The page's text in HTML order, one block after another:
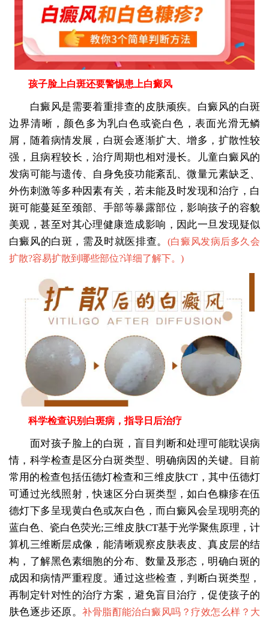
孩子脸上白斑还要警惕患上白癜风
白癜风是需要着重排查的皮肤顽疾。白癜风的白斑
边界清晰，颜色多为乳白色或瓷白色，表面光滑无鳞
屑，随着病情发展，白斑会逐渐扩大、增多，扩散性较
强，且病程较长，治疗周期也相对漫长。儿童白癜风的
发病可能与遗传、自身免疫功能紊乱、微量元素缺乏、
外伤刺激等多种因素有关，若未能及时发现和治疗，白
斑可能蔓延至颈部、手部等暴露部位，影响孩子的容貌
美观，甚至对其心理健康造成影响，因此一旦发现疑似
白癜风的白斑，需及时就医排查。 (白癜风发病后多久会
扩散?容易扩散到哪些部位?详细了解下。 )
科学检查识别白斑病，指导日后治疗
面对孩子脸上的白斑，盲目判断和处理可能耽误病
情，科学检查是区分白斑类型、明确病因的关键。目前
常用的检查包括伍德灯检查和三维皮肤CT，其中伍德灯
可通过光线照射，快速区分白斑类型，如白色糠疹在伍
德灯下多呈现黄白色或灰白色，而白癜风会呈现明亮的
蓝白色、瓷白色荧光;三维皮肤CT基于光学聚焦原理，计
算机三维断层成像，能清晰观察皮肤表皮、真皮层的结
构，了解黑色素细胞的分布、数量及形态，明确白斑的
成因和病情严重程度。通过这些检查，判断白斑类型，
再制定针对性的治疗方案，避免盲目治疗，促使孩子的
肤色逐步还原。补骨脂酊能治白癜风吗？疗效怎么样？大